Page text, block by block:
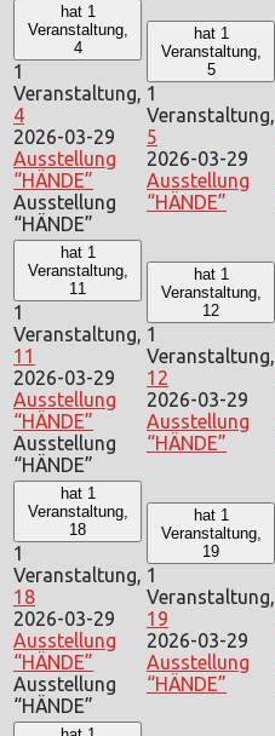
hat 1
Veranstaltung,
4
1
Veranstaltung,
4
2026-03-29
Ausstellung
“HÄNDE”
Ausstellung
“HÄNDE”
hat 1
Veranstaltung,
5
1
Veranstaltung,
5
2026-03-29
Ausstellung
“HÄNDE”
hat 1
Veranstaltung,
11
1
Veranstaltung,
11
2026-03-29
Ausstellung
“HÄNDE”
Ausstellung
“HÄNDE”
hat 1
Veranstaltung,
12
1
Veranstaltung,
12
2026-03-29
Ausstellung
“HÄNDE”
hat 1
Veranstaltung,
18
1
Veranstaltung,
18
2026-03-29
Ausstellung
“HÄNDE”
Ausstellung
“HÄNDE”
hat 1
Veranstaltung,
19
1
Veranstaltung,
19
2026-03-29
Ausstellung
“HÄNDE”